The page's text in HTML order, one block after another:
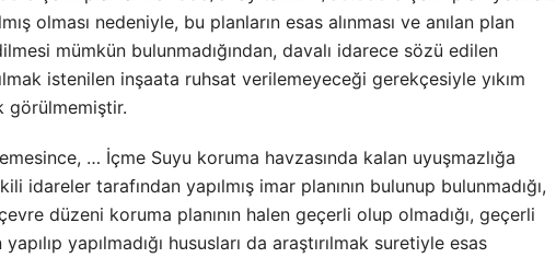
olması nedeniyle, bu planların esas alınması ve anılan plan
mümkün bulunmadığından, davalı idarece sözü edilen
istenilen inşaata ruhsat verilemeyeceği gerekçesiyle yıkım
görülmemiştir.
… İçme Suyu koruma havzasında kalan uyuşmazlığa
idareler tarafından yapılmış imar planının bulunup bulunmadığı,
düzeni koruma planının halen geçerli olup olmadığı, geçerli
yapılmadığı hususları da araştırılmak suretiyle esas